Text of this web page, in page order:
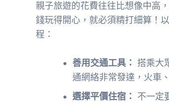
親子旅遊的花費往往比想像中高
錢玩得開心，就必須精打細算！
程：
善用交通工具：
搭乘大
通網絡非常發達，火車
選擇平價住宿：
不一定